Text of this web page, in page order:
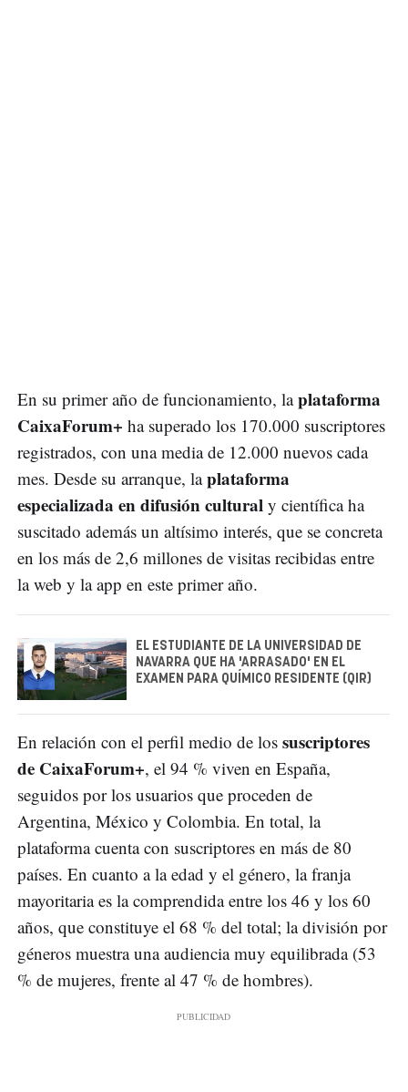
En su primer año de funcionamiento, laplataforma
CaixaForum+ ha superado los 170.000 suscriptores
registrados, con una media de 12.000 nuevos cada
mes. Desde su arranque, laplataforma
especializada en difusión cultural y científica ha
suscitado además un altísimo interés, que se concreta
en los más de 2,6 millones de visitas recibidas entre
la web y la app en este primer año.
EL ESTUDIANTE DE LA UNIVERSIDAD DE
NAVARRA QUE HA 'ARRASADO' EN EL
EXAMEN PARA QUÍMICO RESIDENTE (QIR)
En relación con el perfil medio de los suscriptores
de CaixaForum+, el 94 % viven en España,
seguidos por los usuarios que proceden de
Argentina, México y Colombia. En total, la
plataforma cuenta con suscriptores en más de 80
países. En cuanto a la edad y el género, la franja
mayoritaria es la comprendida entre los 46 y los 60
años, que constituye el 68 % del total; la división por
géneros muestra una audiencia muy equilibrada (53
% de mujeres, frente al 47 % de hombres).